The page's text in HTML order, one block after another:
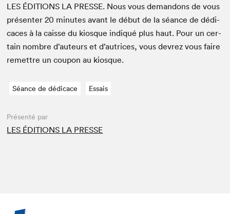
LES ÉDI­TIONS LA PRESSE. Nous vous deman­dons de vous
présen­ter20 min­utes avant le début de la séance de dédi­
caces à la caisse du kiosque indiqué plus haut. Pour un cer­
tain nom­bre d’auteurs et d’autrices, vous devrez vous faire
remet­tre un coupon au kiosque.
Séance de dédicace Essais
Présenté par
LES ÉDITIONS LA PRESSE